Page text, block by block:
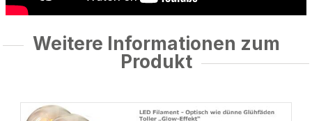
Weitere Informationen zum
Produkt